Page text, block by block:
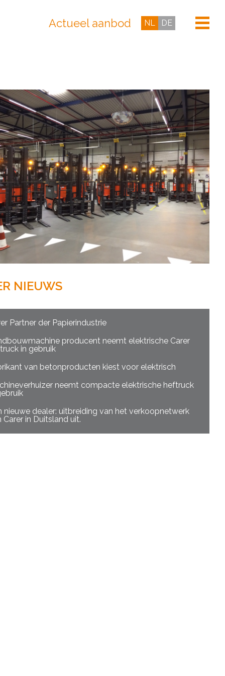
NL DE
Actueel aanbod
NIEUWS
Partner der Papierindustrie
producent neemt elektrische Carer
in gebruik
van betonproducten kiest voor elektrisch
neemt compacte elektrische heftruck
nieuwe dealer: uitbreiding van het verkoopnetwerk
Carer in Duitsland uit.